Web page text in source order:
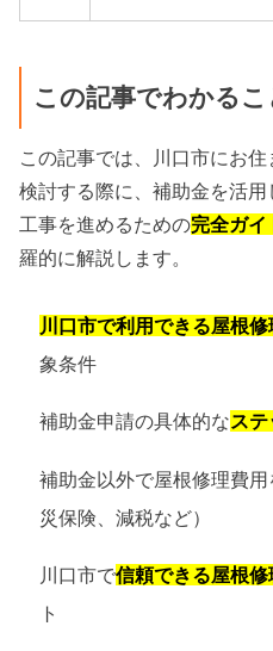
この記事でわかるこ
この記事では、川口市にお
検討する際に、補助金を活
工事を進めるための完全ガイ
羅的に解説します。
川口市で利用できる屋根
象条件
補助金申請の具体的なス
補助金以外で屋根修理費用
災保険、減税など）
川口市で信頼できる屋根
ト